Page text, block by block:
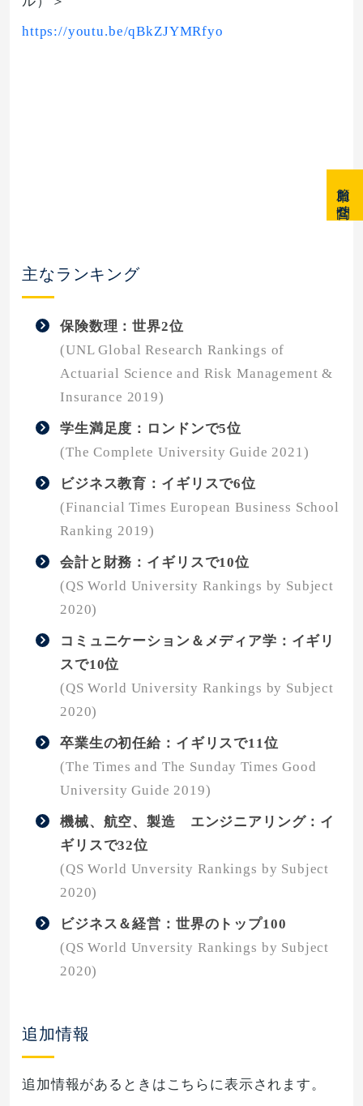
https://youtu.be/qBkZJYMRfyo
主なランキング
保険数理：世界2位
(UNL Global Research Rankings of
Actuarial Science and Risk Management &
Insurance 2019)
学生満足度：ロンドンで5位
(The Complete University Guide 2021)
ビジネス教育：イギリスで6位
(Financial Times European Business School
Ranking 2019)
会計と財務：イギリスで10位
(QS World University Rankings by Subject
2020)
コミュニケーション＆メディア学：イギリ
スで10位
(QS World University Rankings by Subject
2020)
卒業生の初任給：イギリスで11位
(The Times and The Sunday Times Good
University Guide 2019)
機械、航空、製造 エンジニアリング：イ
ギリスで32位
(QS World Unversity Rankings by Subject
2020)
ビジネス＆経営：世界のトップ100
(QS World Unversity Rankings by Subject
2020)
追加情報
追加情報があるときはこちらに表示されます。
簡単お問合せ